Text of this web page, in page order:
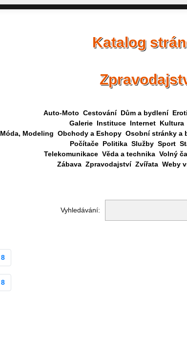
Katalog
Auto-Moto Cestování Dům a bydlení
Galerie Instituce Internet Kultura
Móda, Modeling Obchody a Eshopy Osobní stránky a
Počítače Politika Služby Sport
Telekomunikace Věda a technika Volný
Zábava Zpravodajství Zvířata Weby
Vyhledávání:
8
8